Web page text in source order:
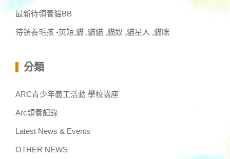
最新待領養貓BB
待領養毛孩 -英短,貓 ,貓貓 ,貓奴 ,貓星人 ,貓咪
分類
ARC青少年義工活動 學校講座
Arc領養記錄
Latest News & Events
OTHER NEWS